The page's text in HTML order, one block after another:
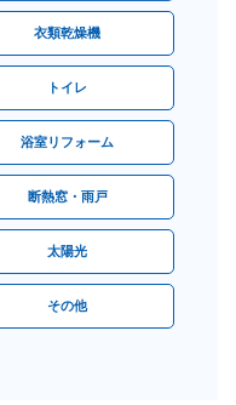
衣類乾燥機
トイレ
浴室リフォーム
断熱窓・雨戸
太陽光
その他